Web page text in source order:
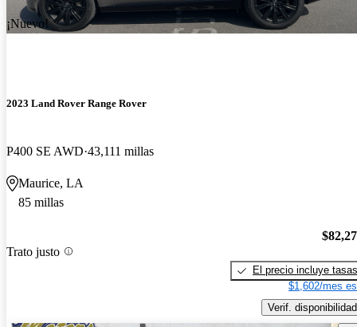
¡Nuevo!
2023 Land Rover Range Rover
P400 SE AWD 43,111 millas
Maurice, LA
85 millas
Trato justo
El precio incluye tasas
$1,602/mes
Verif. disponibilidad